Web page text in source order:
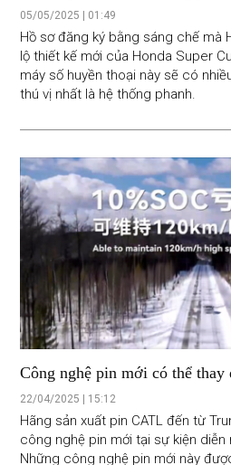
Cub
05/05/2025 | 01:49
Hồ sơ đăng ký bằng sáng chế mà
lộ thiết kế mới của Honda Super
máy số huyền thoại này sẽ có
thú vị nhất là hệ thống phanh.
Công nghệ pin mới có thể
xe điện và xe hybrid
22/04/2025 | 15:12
Hãng sản xuất pin CATL đến từ
công nghệ pin mới tại sự kiện diễn
Những công nghệ pin mới này